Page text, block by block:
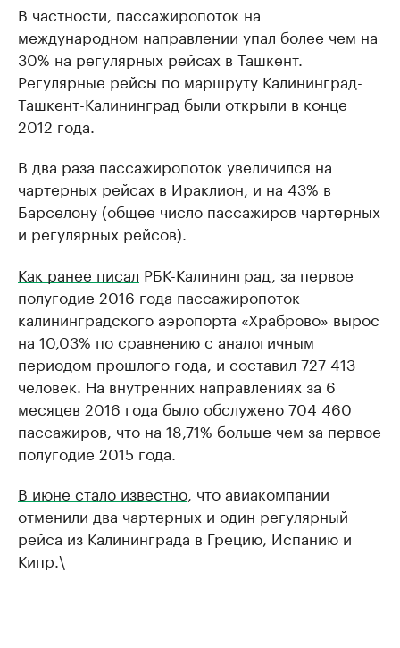
В частности, пассажиропоток на
международном направлении упал более чем на
30% на регулярных рейсах в Ташкент.
Регулярные рейсы по маршруту Калининград-
Ташкент-Калининград были открыли в конце
2012 года.
В два раза пассажиропоток увеличился на
чартерных рейсах в Ираклион, и на 43% в
Барселону (общее число пассажиров чартерных
и регулярных рейсов).
Как ранее писал РБК-Калининград, за первое
полугодие 2016 года пассажиропоток
калининградского аэропорта «Храброво» вырос
на 10,03% по сравнению с аналогичным
периодом прошлого года, и составил 727 413
человек. На внутренних направлениях за 6
месяцев 2016 года было обслужено 704 460
пассажиров, что на 18,71% больше чем за первое
полугодие 2015 года.
В июне стало известно , что авиакомпании
отменили два чартерных и один регулярный
рейса из Калининграда в Грецию, Испанию и
Кипр.\